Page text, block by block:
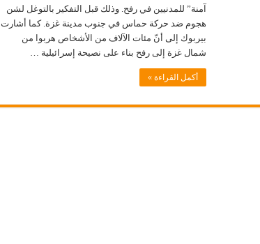
آمنة” للمدنيين في رفح. وذلك قبل التفكير بالتوغل لشن
هجوم ضد حركة حماس في جنوب مدينة غزة. كما أشارت
بيربوك إلى أنّ مئات الآلاف من الأشخاص هربوا من
شمال غزة إلى رفح بناء على نصيحة إسرائيلية …
أكمل القراءة »